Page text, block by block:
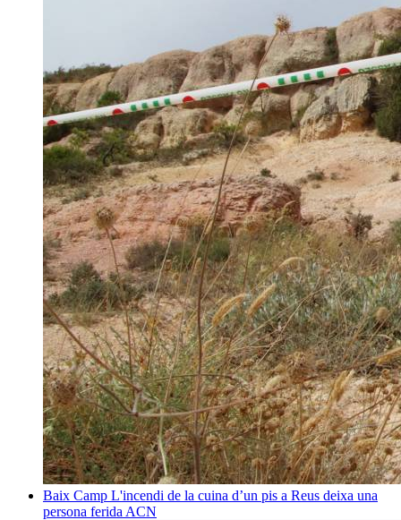
Baix Camp L'incendi de la cuina d’un pis a Reus deixa una
persona ferida ACN